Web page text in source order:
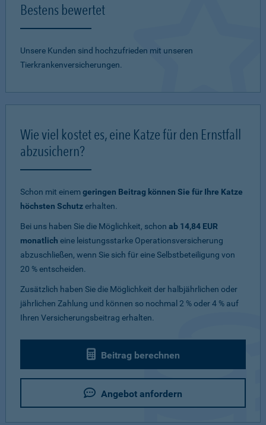
Bestens bewertet
Unsere Kunden sind hochzufrieden mit unseren
Tierkrankenversicherungen.
Wie viel kostet es, eine Katze für den Ernstfall
abzusichern?
Schon mit einemgeringen Beitrag können Sie für Ihre Katze
höchsten Schutzerhalten.
Bei uns haben Sie die Möglichkeit, schon ab 14,84 EUR
monatlich eine leistungsstarke Operationsversicherung
abzuschließen, wenn Sie sich für eine Selbstbeteiligung von
20 % entscheiden.
Zusätzlich haben Sie die Möglichkeit der halbjährlichen oder
jährlichen Zahlung und können so nochmal 2 % oder 4 % auf
Ihren Versicherungsbeitrag erhalten.
Beitrag berechnen
Angebot anfordern